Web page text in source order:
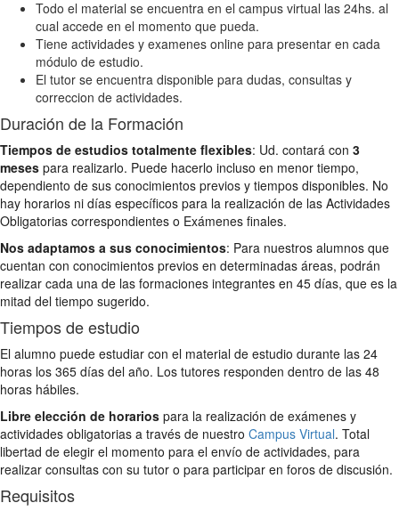
Todo el material se encuentra en el campus virtual las 24hs. al
cual accede en el momento que pueda.
Tiene actividades y examenes online para presentar en cada
módulo de estudio.
El tutor se encuentra disponible para dudas, consultas y
correccion de actividades.
Duración de la Formación
Tiempos de estudios totalmente flexibles: Ud. contará con 3
meses para realizarlo. Puede hacerlo incluso en menor tiempo,
dependiento de sus conocimientos previos y tiempos disponibles. No
hay horarios ni días específicos para la realización de las Actividades
Obligatorias correspondientes o Exámenes finales.
Nos adaptamos a sus conocimientos: Para nuestros alumnos que
cuentan con conocimientos previos en determinadas áreas, podrán
realizar cada una de las formaciones integrantes en 45 días, que es la
mitad del tiempo sugerido.
Tiempos de estudio
El alumno puede estudiar con el material de estudio durante las 24
horas los 365 días del año. Los tutores responden dentro de las 48
horas hábiles.
Libre elección de horarios para la realización de exámenes y
actividades obligatorias a través de nuestro Campus Virtual. Total
libertad de elegir el momento para el envío de actividades, para
realizar consultas con su tutor o para participar en foros de discusión.
Requisitos